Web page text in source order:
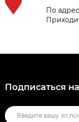
По
Подписаться